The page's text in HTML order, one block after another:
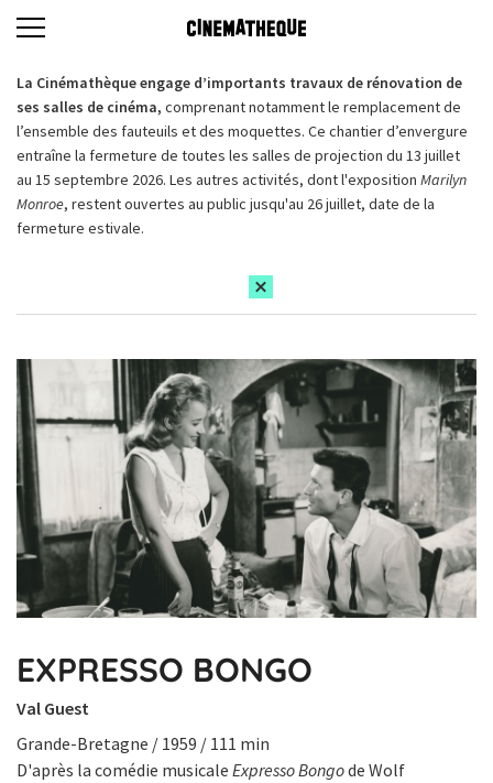
La Cinémathèque engage d’importants travaux de rénovation de
ses salles de cinéma, comprenant notamment le remplacement de
l’ensemble des fauteuils et des moquettes. Ce chantier d’envergure
entraîne la fermeture de toutes les salles de projection du 13 juillet
au 15 septembre 2026. Les autres activités, dont l'exposition Marilyn
Monroe, restent ouvertes au public jusqu'au 26 juillet, date de la
fermeture estivale.
EXPRESSO BONGO
Val Guest
Grande-Bretagne / 1959 / 111 min
D'après la comédie musicale Expresso Bongode Wolf